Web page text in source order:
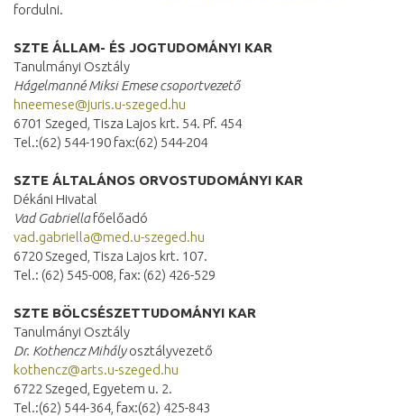
fordulni.
SZTE ÁLLAM- ÉS JOGTUDOMÁNYI KAR
Tanulmányi Osztály
Hágelmanné Miksi Emese csoportvezető
hneemese@juris.u-szeged.hu
6701 Szeged, Tisza Lajos krt. 54. Pf. 454
Tel.:(62) 544-190 fax:(62) 544-204
SZTE ÁLTALÁNOS ORVOSTUDOMÁNYI KAR
Dékáni Hivatal
Vad Gabriellafőelőadó
vad.gabriella@med.u-szeged.hu
6720 Szeged, Tisza Lajos krt. 107.
Tel.: (62) 545-008, fax: (62) 426-529
SZTE BÖLCSÉSZETTUDOMÁNYI KAR
Tanulmányi Osztály
Dr. Kothencz Mihályosztályvezető
kothencz@arts.u-szeged.hu
6722 Szeged, Egyetem u. 2.
Tel.:(62) 544-364, fax:(62) 425-843